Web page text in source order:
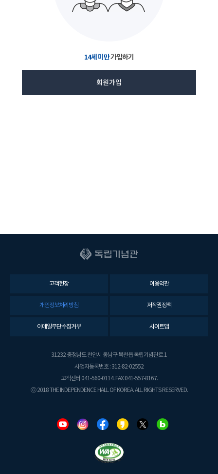
14세 미만가입하기
회원가입
고객헌장 이용약관
개인정보처리방침 저작권정책
이메일무단수집거부 사이트맵
31232 충청남도 천안시 동남구 목천읍 독립기념관로 1
사업자등록번호 : 312-82-02552
고객센터 041-560-0114. FAX 041-557-8167.
ⓒ 2018 THE INDEPENDENCE HALL OF KOREA. ALL RIGHTS RESERVED.